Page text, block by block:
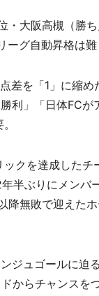
大阪高槻（勝
グ自動昇格は難
を「1」に縮
利」「日体FC
クを達成したチ
半ぶりにメンバ
無敗で迎えた
ジュゴールに迫
からチャンスを